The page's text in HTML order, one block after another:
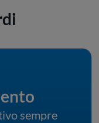
sempre